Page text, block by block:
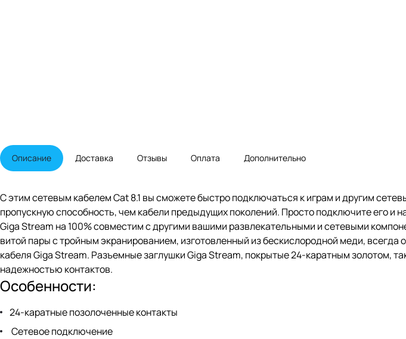
Описание Доставка Отзывы Оплата Дополнительно
С этим сетевым кабелем Cat 8.1 вы сможете быстро подключаться к играм и другим
пропускную способность, чем кабели предыдущих поколений. Просто подключите его и
Giga Stream на 100% совместим с другими вашими развлекательными и сетевыми
витой пары с тройным экранированием, изготовленный из бескислородной меди,
кабеля Giga Stream. Разъемные заглушки Giga Stream, покрытые 24-каратным золотом,
надежностью контактов.
Особенности:
24-каратные позолоченные контакты
Сетевое подключение